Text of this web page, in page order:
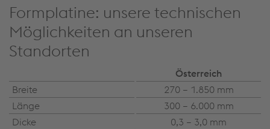
Formplatine: unsere technischen
Möglichkeiten an unseren
Standorten
Österreich
Breite
270 – 1.850 mm
Länge
300 – 6.000 mm
Dicke
0,3 – 3,0 mm